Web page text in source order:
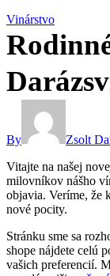
Vinárstvo
By Zsolt
Vitajte na našej
milovníkov nášho
objavia. Veríme, že
nové pocity.
Stránku sme sa
shope nájdete celú
vašich preferencií.